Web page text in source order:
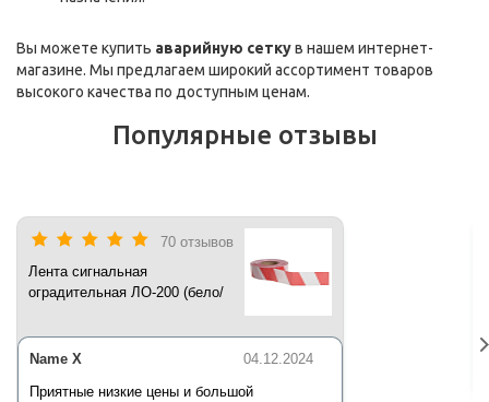
Вы можете купить аварийную сеткув нашем интернет-
магазине. Мы предлагаем широкий ассортимент товаров
высокого качества по доступным ценам.
Популярные отзывы
70 отзывов
Лента сигнальная
оградительная ЛО-200 (бело/
04.12.2024
Name X
Приятные низкие цены и большой